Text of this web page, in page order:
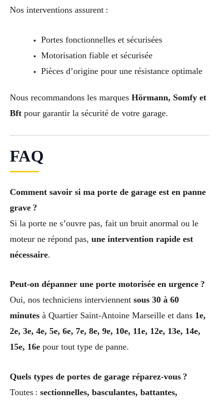
Nos interventions assurent :
Portes fonctionnelles et sécurisées
Motorisation fiable et sécurisée
Pièces d’origine pour une résistance optimale
Nous recommandons les marques Hörmann, Somfy et
Bft pour garantir la sécurité de votre garage.
FAQ
Comment savoir si ma porte de garage est en panne
grave ?
Si la porte ne s’ouvre pas, fait un bruit anormal ou le
moteur ne répond pas, une intervention rapide est
nécessaire.
Peut-on dépanner une porte motorisée en urgence ?
Oui, nos techniciens interviennent sous 30 à 60
minutes à Quartier Saint-Antoine Marseille et dans 1e,
2e, 3e, 4e, 5e, 6e, 7e, 8e, 9e, 10e, 11e, 12e, 13e, 14e,
15e, 16e pour tout type de panne.
Quels types de portes de garage réparez-vous ?
Toutes : sectionnelles, basculantes, battantes,